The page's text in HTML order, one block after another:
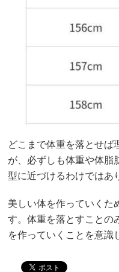
どこまで体重を落とせば
が、必ずしも体重や体脂
型に近づけるわけではあ
美しい体を作っていくた
す。体重を落とすことの
を作っていくことを意識